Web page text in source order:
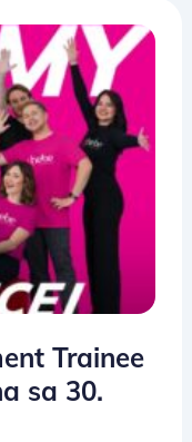
Trainee
sa 30.